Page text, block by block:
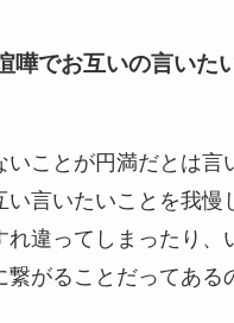
嘩でお互いの言いた
いことが円満だとは言
い言いたいことを我慢
れ違ってしまったり、
繋がることだってある